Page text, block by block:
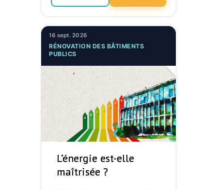
16 sept. 2026
RÉNOVATION DES BÂTIMENTS
PUBLICS
L’énergie est-elle
maîtrisée ?